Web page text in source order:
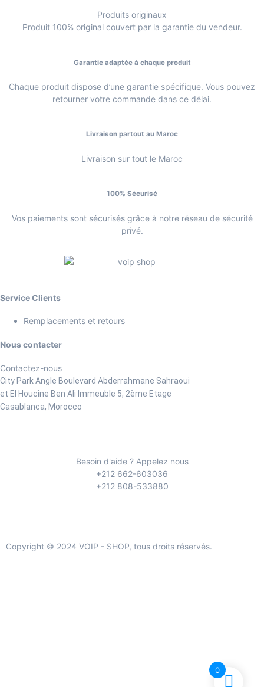
Produits originaux
Produit 100% original couvert par la garantie du vendeur.
Garantie adaptée à chaque produit
Chaque produit dispose d’une garantie spécifique. Vous pouvez
retourner votre commande dans ce délai.
Livraison partout au Maroc
Livraison sur tout le Maroc
100% Sécurisé
Vos paiements sont sécurisés grâce à notre réseau de sécurité
privé.
Service Clients
Remplacements et retours
Nous contacter
Contactez-nous
City Park Angle Boulevard Abderrahmane Sahraoui
et El Houcine Ben Ali Immeuble 5, 2ème Etage
Casablanca, Morocco
Besoin d'aide ? Appelez nous
+212 662-603036
+212 808-533880
Copyright © 2024 VOIP - SHOP, tous droits réservés.
0